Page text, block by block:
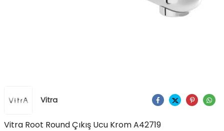
Vitra Ürünü Paylaş
Vitra Root Round Çıkış Ucu Krom A42719